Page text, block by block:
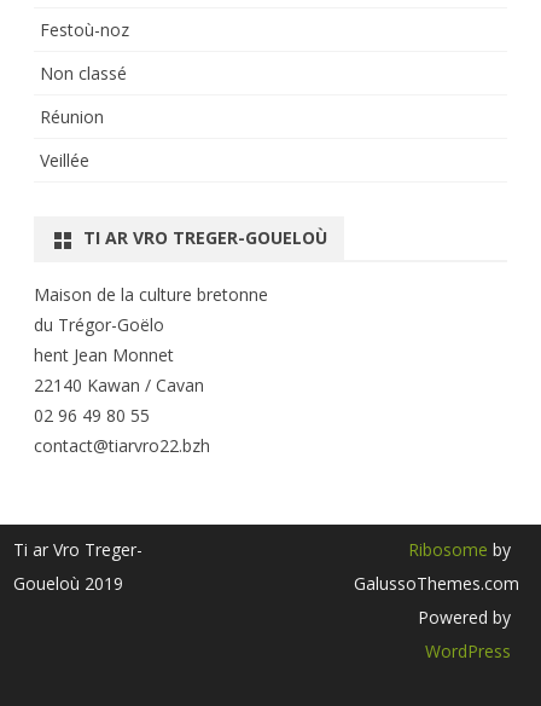
Festoù-noz
Non classé
Réunion
Veillée
TI AR VRO TREGER-GOUELOÙ
Maison de la culture bretonne
du Trégor-Goëlo
hent Jean Monnet
22140 Kawan / Cavan
02 96 49 80 55
contact@tiarvro22.bzh
Ti ar Vro Treger-
Goueloù 2019
Ribosome by
GalussoThemes.com
Powered by
WordPress